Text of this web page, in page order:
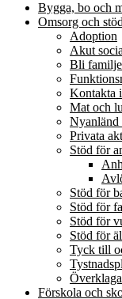
Bygga, bo och
Omsorg och stöd
Adoption
Akut
Bli
Kontakta
Mat och
Nyanländ
Privata
Stöd för
Stöd för
Stöd för
Stöd för
Stöd för
Tyck till
Förskola och